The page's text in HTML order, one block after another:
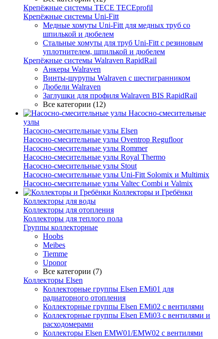
Крепёжные системы TECE TECEprofil
Крепёжные системы Uni-Fitt
Медные хомуты Uni-Fitt для медных труб со
шпилькой и дюбелем
Стальные хомуты для труб Uni-Fitt с резиновым
уплотнителем, шпилькой и дюбелем
Крепёжные системы Walraven RapidRail
Анкеры Walraven
Винты-шурупы Walraven с шестигранником
Дюбели Walraven
Заглушки для профиля Walraven BIS RapidRail
Все категории (12)
Насосно-смесительные
узлы
Насосно-смесительные узлы Elsen
Насосно-смесительные узлы Oventrop Regufloor
Насосно-смесительные узлы Rommer
Насосно-смесительные узлы Royal Thermo
Насосно-смесительные узлы Stout
Насосно-смесительные узлы Uni-Fitt Solomix и Multimix
Насосно-смесительные узлы Valtec Combi и Valmix
Коллекторы и Гребёнки
Коллекторы для воды
Коллекторы для отопления
Коллекторы для теплого пола
Группы коллекторные
Hoobs
Meibes
Tiemme
Uponor
Все категории (7)
Коллекторы Elsen
Коллекторные группы Elsen EMi01 для
радиаторного отопления
Коллекторные группы Elsen EMi02 с вентилями
Коллекторные группы Elsen EMi03 с вентилями и
расходомерами
Коллекторы Elsen EMW01/EMW02 с вентилями